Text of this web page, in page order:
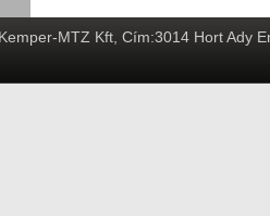
Kemper-MTZ Kft, Cím:3014 Hort Ady